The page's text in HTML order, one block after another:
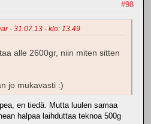
#98
- 31.07.13 - klo: 13.49
alle 2600gr, niin miten sitten
jo mukavasti :)
en tiedä. Mutta luulen samaa
halpaa laihduttaa teknoa 500g